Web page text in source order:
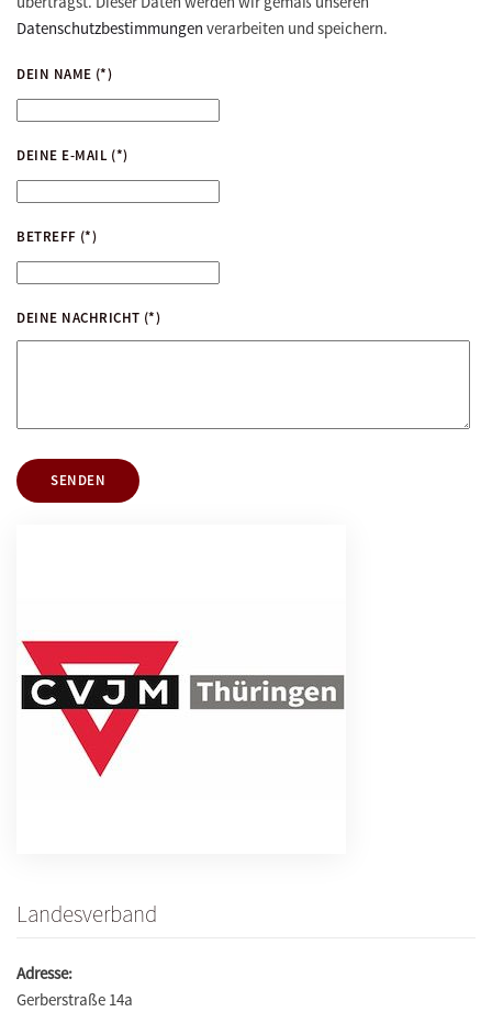
Datenschutzbestimmungen verarbeiten und speichern.
DEIN NAME (*)
DEINE E-MAIL (*)
BETREFF (*)
DEINE NACHRICHT (*)
SENDEN
Landesverband
Adresse:
Gerberstraße 14a